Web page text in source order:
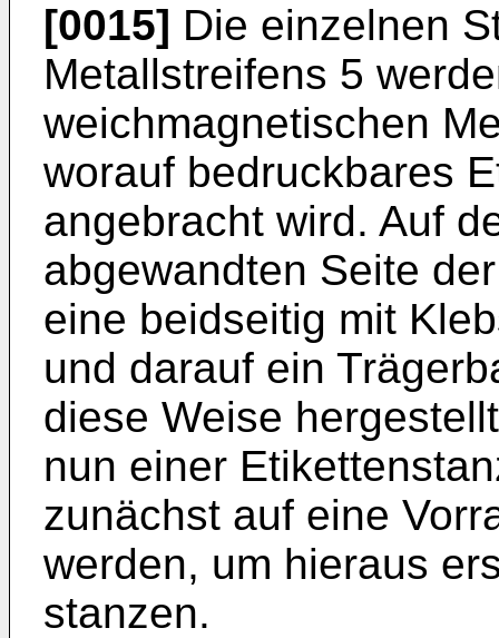
[0015] Die einzelnen
Metallstreifens 5
weichmagnetischen
worauf bedruckbares
angebracht wird. Auf
abgewandten Seite
eine beidseitig mit
und darauf ein
diese Weise
nun einer
zunächst auf eine
werden, um hieraus
stanzen.